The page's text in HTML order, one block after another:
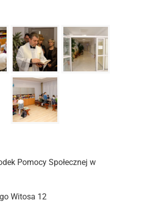
Pomocy Społecznej w
Witosa 12